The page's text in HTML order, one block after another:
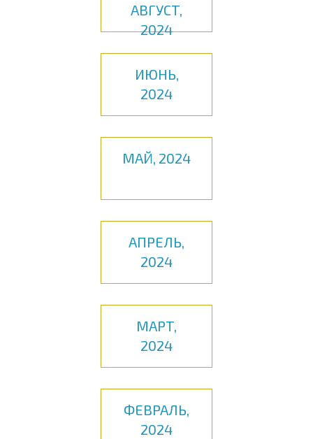
АВГУСТ,
2024
ИЮНЬ,
2024
МАЙ, 2024
АПРЕЛЬ,
2024
МАРТ,
2024
ФЕВРАЛЬ,
2024